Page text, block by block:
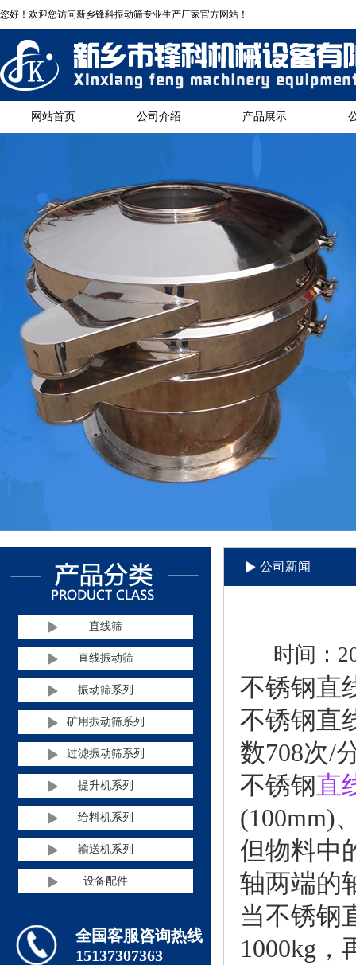
您好！欢迎您访问新乡锋科振动筛专业生产厂家官方网站！
网站首页 公司介绍 产品展示
直线筛
直线振动筛
振动筛系列
矿用振动筛系列
过滤振动筛系列
提升机系列
给料机系列
输送机系列
设备配件
全国客服咨询热线
15137307363
公司新闻
时间：
不锈钢直
不锈钢直
数708次/
不锈钢直
(100mm)
但物料中
轴两端的
当不锈钢
1000kg